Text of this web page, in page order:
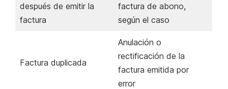
después de emitir la
factura
factura de abono,
según el caso
Factura duplicada
Anulación o
rectificación de la
factura emitida por
error